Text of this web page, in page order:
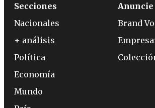
Secciones
Nacionales
+ análisis
Política
Economía
Mundo
Brand